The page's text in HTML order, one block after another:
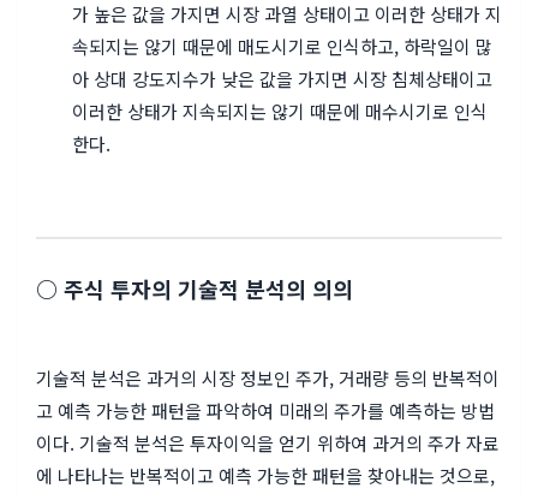
가 높은 값을 가지면 시장 과열 상태이고 이러한 상태가 지
속되지는 않기 때문에 매도시기로 인식하고, 하락일이 많
아 상대 강도지수가 낮은 값을 가지면 시장 침체상태이고
이러한 상태가 지속되지는 않기 때문에 매수시기로 인식
한다.
○ 주식 투자의 기술적 분석의 의의
기술적 분석은 과거의 시장 정보인 주가, 거래량 등의 반복적이
고 예측 가능한 패턴을 파악하여 미래의 주가를 예측하는 방법
이다. 기술적 분석은 투자이익을 얻기 위하여 과거의 주가 자료
에 나타나는 반복적이고 예측 가능한 패턴을 찾아내는 것으로,